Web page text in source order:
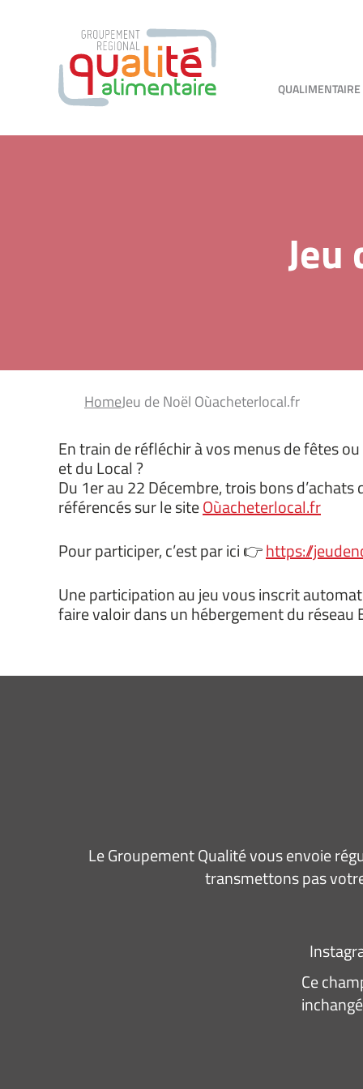
QUALIMENTAIRE
HomeJeu de Noël Oùacheterlocal.fr
En train de réfléchir à vos menus de fêtes
et du Local ?
Du 1er au 22 Décembre, trois bons
référencés sur le siteOùacheterlocal.fr
Pour participer, c’est par ici 👉https://
Une participation au jeu vous inscrit
faire valoir dans un hébergement du
Le Groupement Qualité vous envoie
transmettons pas
Ce